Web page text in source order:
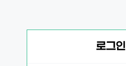
로그인